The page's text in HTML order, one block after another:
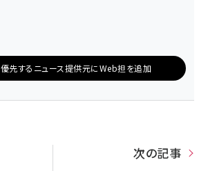
優先するニュース提供元にWeb担を追加
次の記事